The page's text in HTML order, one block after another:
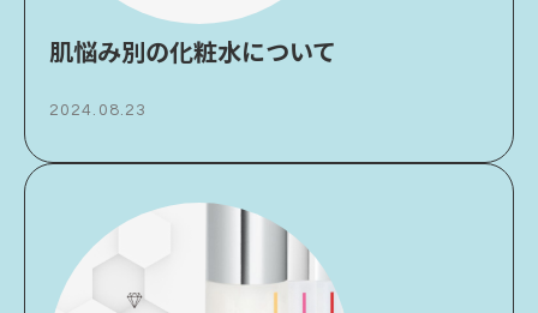
肌悩み別の化粧水について
2024.08.23